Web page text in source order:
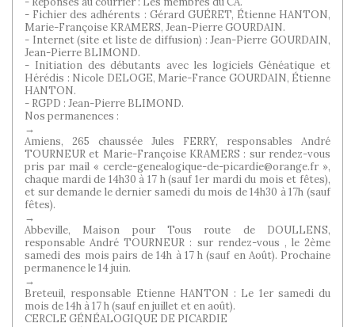
- Fichier des adhérents : Gérard GUÉRET, Étienne HANTON,
Marie-Françoise KRAMERS, Jean-Pierre GOURDAIN.
- Internet (site et liste de diffusion) : Jean-Pierre GOURDAIN,
Jean-Pierre BLIMOND.
- Initiation des débutants avec les logiciels Généatique et
Hérédis : Nicole DELOGE, Marie-France GOURDAIN, Étienne
HANTON.
- RGPD : Jean-Pierre BLIMOND.
Nos permanences :
→
Amiens, 265 chaussée Jules FERRY, responsables André
TOURNEUR et Marie-Françoise KRAMERS : sur rendez-vous
pris par mail « cercle-genealogique-de-picardie@orange.fr »,
chaque mardi de 14h30 à 17 h (sauf 1er mardi du mois et fêtes),
et sur demande le dernier samedi du mois de 14h30 à 17h (sauf
fêtes).
→
Abbeville, Maison pour Tous route de DOULLENS,
responsable André TOURNEUR : sur rendez-vous , le 2ème
samedi des mois pairs de 14h à 17 h (sauf en Août). Prochaine
permanence le 14 juin.
→
Breteuil, responsable Etienne HANTON : Le 1er samedi du
mois de 14h à 17 h (sauf en juillet et en août).
CERCLE GÉNÉALOGIQUE DE PICARDIE